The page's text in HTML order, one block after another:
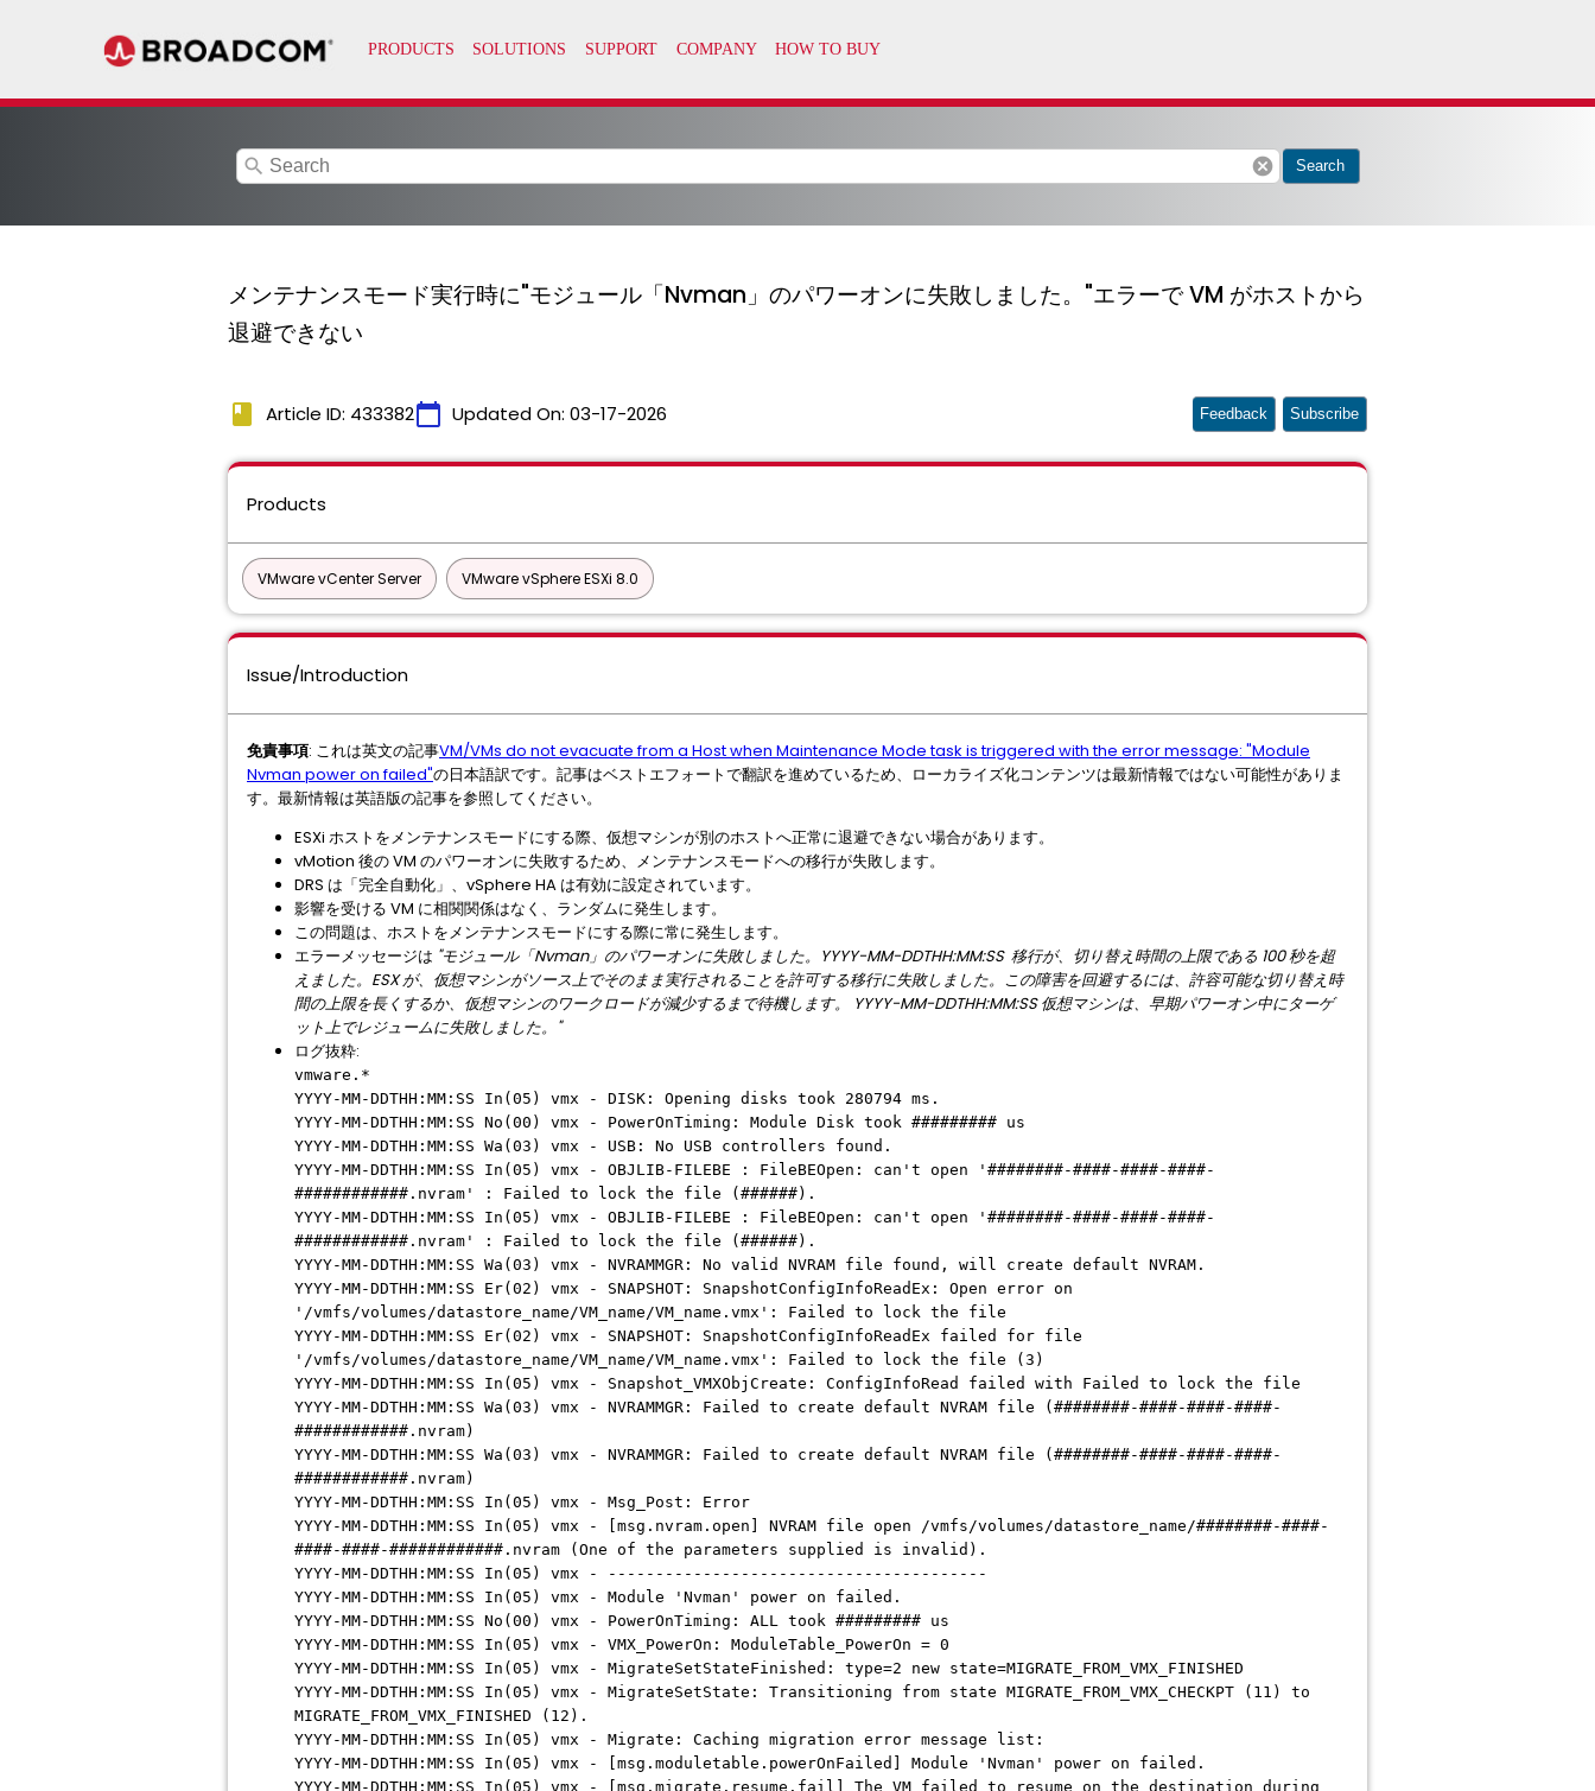
search cancel Search
メンテナンスモード実行時に"モジュール「Nvman」のパワーオンに失敗しました。"エラーで VM がホストから
退避できない
book Article ID: 433382calendar_today Updated On: 03-17-2026 Feedback Subscribe
Products
VMware vCenter Server VMware vSphere ESXi 8.0
Issue/Introduction
免責事項: これは英文の記事VM/VMs do not evacuate from a Host when Maintenance Mode task is triggered with the error message: "Module
Nvman power on failed"の日本語訳です。記事はベストエフォートで翻訳を進めているため、ローカライズ化コンテンツは最新情報ではない可能性がありま
す。最新情報は英語版の記事を参照してください。
ESXi ホストをメンテナンスモードにする際、仮想マシンが別のホストへ正常に退避できない場合があります。
vMotion 後の VM のパワーオンに失敗するため、メンテナンスモードへの移行が失敗します。
DRS は「完全自動化」、vSphere HA は有効に設定されています。
影響を受ける VM に相関関係はなく、ランダムに発生します。
この問題は、ホストをメンテナンスモードにする際に常に発生します。
エラーメッセージは "モジュール「Nvman」のパワーオンに失敗しました。YYYY-MM-DDTHH:MM:SS 移行が、切り替え時間の上限である 100 秒を超
えました。ESX が、仮想マシンがソース上でそのまま実行されることを許可する移行に失敗しました。この障害を回避するには、許容可能な切り替え時
間の上限を長くするか、仮想マシンのワークロードが減少するまで待機します。 YYYY-MM-DDTHH:MM:SS 仮想マシンは、早期パワーオン中にターゲ
ット上でレジュームに失敗しました。 "
ログ抜粋:
vmware.*
YYYY-MM-DDTHH:MM:SS In(05) vmx - DISK: Opening disks took 280794 ms.
YYYY-MM-DDTHH:MM:SS No(00) vmx - PowerOnTiming: Module Disk took ######### us
YYYY-MM-DDTHH:MM:SS Wa(03) vmx - USB: No USB controllers found.
YYYY-MM-DDTHH:MM:SS In(05) vmx - OBJLIB-FILEBE : FileBEOpen: can't open '########-####-####-####-
############.nvram' : Failed to lock the file (######).
YYYY-MM-DDTHH:MM:SS In(05) vmx - OBJLIB-FILEBE : FileBEOpen: can't open '########-####-####-####-
############.nvram' : Failed to lock the file (######).
YYYY-MM-DDTHH:MM:SS Wa(03) vmx - NVRAMMGR: No valid NVRAM file found, will create default NVRAM.
YYYY-MM-DDTHH:MM:SS Er(02) vmx - SNAPSHOT: SnapshotConfigInfoReadEx: Open error on
'/vmfs/volumes/datastore_name/VM_name/VM_name.vmx': Failed to lock the file
YYYY-MM-DDTHH:MM:SS Er(02) vmx - SNAPSHOT: SnapshotConfigInfoReadEx failed for file
'/vmfs/volumes/datastore_name/VM_name/VM_name.vmx': Failed to lock the file (3)
YYYY-MM-DDTHH:MM:SS In(05) vmx - Snapshot_VMXObjCreate: ConfigInfoRead failed with Failed to lock the file
YYYY-MM-DDTHH:MM:SS Wa(03) vmx - NVRAMMGR: Failed to create default NVRAM file (########-####-####-####-
############.nvram)
YYYY-MM-DDTHH:MM:SS Wa(03) vmx - NVRAMMGR: Failed to create default NVRAM file (########-####-####-####-
############.nvram)
YYYY-MM-DDTHH:MM:SS In(05) vmx - Msg_Post: Error
YYYY-MM-DDTHH:MM:SS In(05) vmx - [msg.nvram.open] NVRAM file open /vmfs/volumes/datastore_name/########-####-
####-####-############.nvram (One of the parameters supplied is invalid).
YYYY-MM-DDTHH:MM:SS In(05) vmx - ----------------------------------------
YYYY-MM-DDTHH:MM:SS In(05) vmx - Module 'Nvman' power on failed.
YYYY-MM-DDTHH:MM:SS No(00) vmx - PowerOnTiming: ALL took ######### us
YYYY-MM-DDTHH:MM:SS In(05) vmx - VMX_PowerOn: ModuleTable_PowerOn = 0
YYYY-MM-DDTHH:MM:SS In(05) vmx - MigrateSetStateFinished: type=2 new state=MIGRATE_FROM_VMX_FINISHED
YYYY-MM-DDTHH:MM:SS In(05) vmx - MigrateSetState: Transitioning from state MIGRATE_FROM_VMX_CHECKPT (11) to
MIGRATE_FROM_VMX_FINISHED (12).
YYYY-MM-DDTHH:MM:SS In(05) vmx - Migrate: Caching migration error message list:
YYYY-MM-DDTHH:MM:SS In(05) vmx - [msg.moduletable.powerOnFailed] Module 'Nvman' power on failed.
YYYY-MM-DDTHH:MM:SS In(05) vmx - [msg.migrate.resume.fail] The VM failed to resume on the destination during